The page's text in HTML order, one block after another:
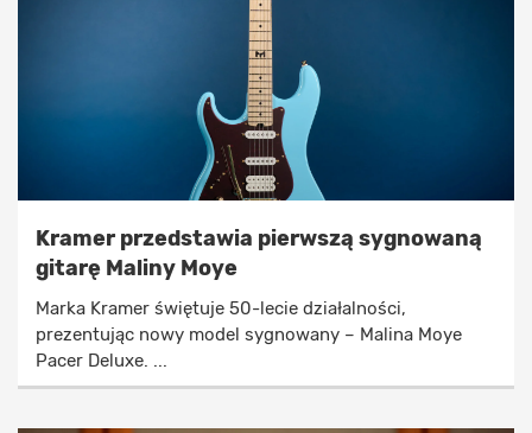
Kramer przedstawia pierwszą sygnowaną
gitarę Maliny Moye
Marka Kramer świętuje 50-lecie działalności,
prezentując nowy model sygnowany – Malina Moye
Pacer Deluxe. ...